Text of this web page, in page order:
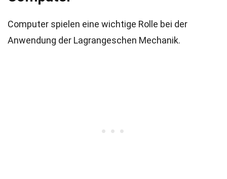
Computer spielen eine wichtige Rolle bei der
Anwendung der Lagrangeschen Mechanik.